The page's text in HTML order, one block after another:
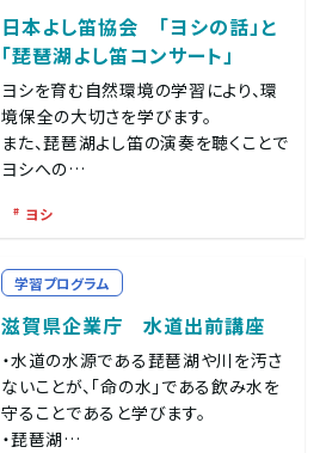
日本よし笛協会 「ヨシの話」と
「琵琶湖よし笛コンサート」
ヨシを育む自然環境の学習により、環
境保全の大切さを学びます。
また、琵琶湖よし笛の演奏を聴くことで
ヨシへの…
ヨシ
学習プログラム
滋賀県企業庁 水道出前講座
・水道の水源である琵琶湖や川を汚さ
ないことが、「命の水」である飲み水を
守ることであると学びます。
・琵琶湖…